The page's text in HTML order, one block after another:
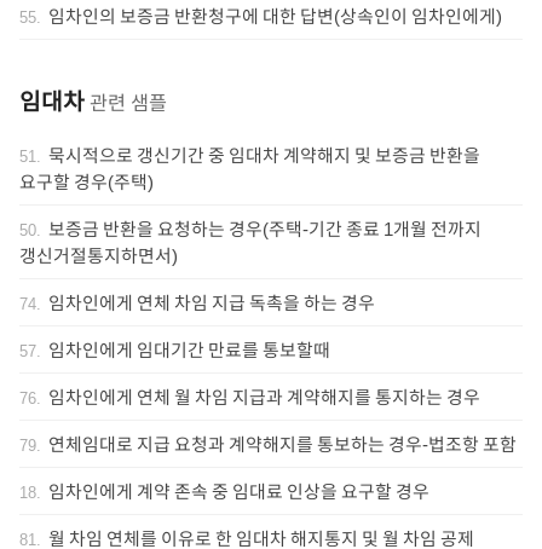
55. 임차인의 보증금 반환청구에 대한 답변(상속인이 임차인에게)
임대차 관련 샘플
51. 묵시적으로 갱신기간 중 임대차 계약해지 및 보증금 반환을
요구할 경우(주택)
50. 보증금 반환을 요청하는 경우(주택-기간 종료 1개월 전까지
갱신거절통지하면서)
74. 임차인에게 연체 차임 지급 독촉을 하는 경우
57. 임차인에게 임대기간 만료를 통보할때
76. 임차인에게 연체 월 차임 지급과 계약해지를 통지하는 경우
79. 연체임대로 지급 요청과 계약해지를 통보하는 경우-법조항 포함
18. 임차인에게 계약 존속 중 임대료 인상을 요구할 경우
81. 월 차임 연체를 이유로 한 임대차 해지통지 및 월 차임 공제